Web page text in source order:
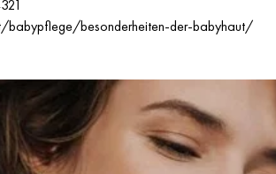
babypflege/besonderheiten-der-babyhaut/